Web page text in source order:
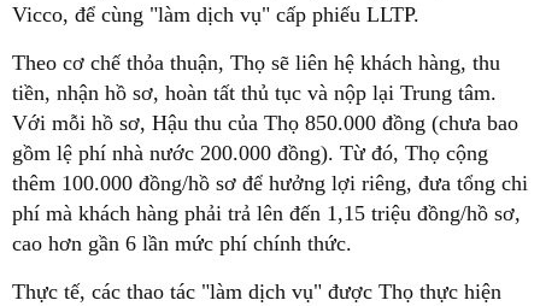
Vicco, để cùng "làm dịch vụ" cấp phiếu LLTP.
Theo cơ chế thỏa thuận, Thọ sẽ liên hệ khách hàng, thu
tiền, nhận hồ sơ, hoàn tất thủ tục và nộp lại Trung tâm.
Với mỗi hồ sơ, Hậu thu của Thọ 850.000 đồng (chưa bao
gồm lệ phí nhà nước 200.000 đồng). Từ đó, Thọ cộng
thêm 100.000 đồng/hồ sơ để hưởng lợi riêng, đưa tổng chi
phí mà khách hàng phải trả lên đến 1,15 triệu đồng/hồ sơ,
cao hơn gần 6 lần mức phí chính thức.
Thực tế, các thao tác "làm dịch vụ" được Thọ thực hiện